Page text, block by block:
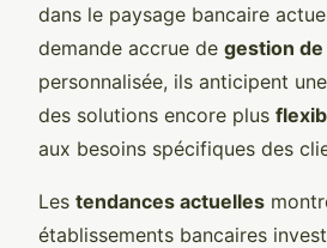
dans le paysage bancaire
demande accrue de gestion
personnalisée, ils anticipent
des solutions encore plus
aux besoins spécifiques des
Les tendances actuelles
établissements bancaires